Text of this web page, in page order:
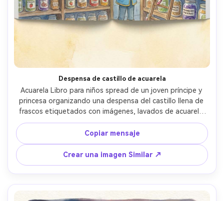
Despensa de castillo de acuarela
Acuarela Libro para niños spread de un joven príncipe y
princesa organizando una despensa del castillo llena de
frascos etiquetados con imágenes, lavados de acuarela
suave, spread de libro de cuentos, paleta de colores de
cuento de hadas, etiquetas legibles, luz acogedora,
diseño de personajes consistente a través de las páginas,
espacio seguro para texto en una pared en blanco, lente
de 85 mm, profundidad de campo poco profunda- -ar 4:5
Copiar mensaje
Crear una imagen Similar ↗